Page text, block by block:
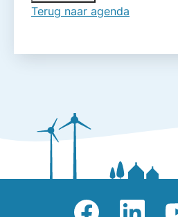
Terug naar agenda